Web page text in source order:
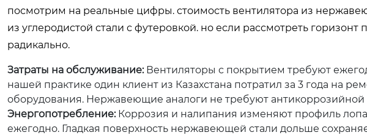
посмотрим на реальные цифры. стоимость вентилятора из
из углеродистой стали с футеровкой. но если рассмотреть горизонт
радикально.
Затраты на обслуживание:Вентиляторы с покрытием требуют
нашей практике один клиент из Казахстана потратил за 3 года на
оборудования. Нержавеющие аналоги не требуют антикоррозийной
Энергопотребление:Коррозия и налипания изменяют профиль
ежегодно. Гладкая поверхность нержавеющей стали дольше